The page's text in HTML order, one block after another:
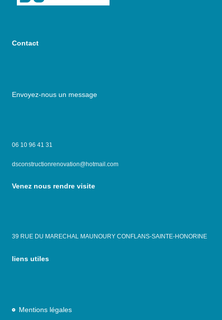
Contact
Envoyez-nous un message
06 10 96 41 31
dsconstructionrenovation@hotmail.com
Venez nous rendre visite
39 RUE DU MARECHAL MAUNOURY CONFLANS-SAINTE-HONORINE
liens utiles
Mentions légales